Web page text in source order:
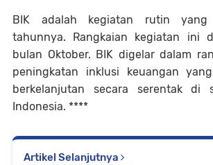
BIK adalah kegiatan rutin
tahunnya. Rangkaian kegiatan ini
bulan Oktober. BIK digelar dalam
peningkatan inklusi keuangan
berkelanjutan secara serentak di
Indonesia. ****
Artikel Selanjutnya